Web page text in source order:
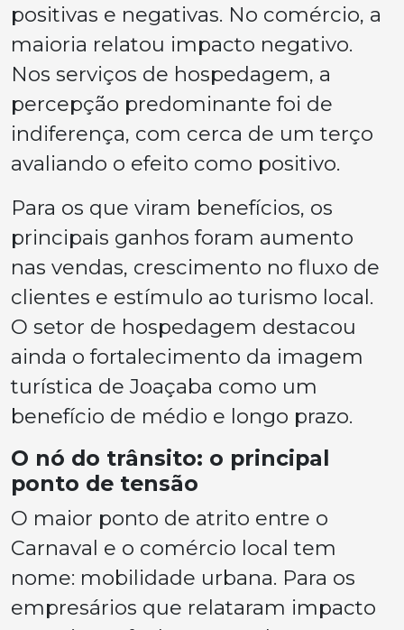
positivas e negativas. No comércio, a
maioria relatou impacto negativo.
Nos serviços de hospedagem, a
percepção predominante foi de
indiferença, com cerca de um terço
avaliando o efeito como positivo.
Para os que viram benefícios, os
principais ganhos foram aumento
nas vendas, crescimento no fluxo de
clientes e estímulo ao turismo local.
O setor de hospedagem destacou
ainda o fortalecimento da imagem
turística de Joaçaba como um
benefício de médio e longo prazo.
O nó do trânsito: o principal
ponto de tensão
O maior ponto de atrito entre o
Carnaval e o comércio local tem
nome: mobilidade urbana. Para os
empresários que relataram impacto